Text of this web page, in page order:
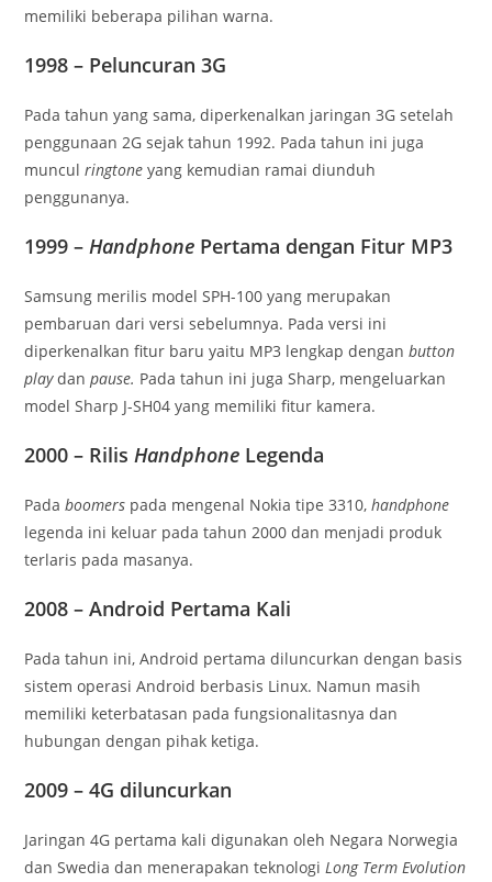
memiliki beberapa pilihan warna.
1998 – Peluncuran 3G
Pada tahun yang sama, diperkenalkan jaringan 3G setelah
penggunaan 2G sejak tahun 1992. Pada tahun ini juga
munculringtone yang kemudian ramai diunduh
penggunanya.
1999 – Handphone Pertama dengan Fitur MP3
Samsung merilis model SPH-100 yang merupakan
pembaruan dari versi sebelumnya. Pada versi ini
diperkenalkan fitur baru yaitu MP3 lengkap denganbutton
playdanpause. Pada tahun ini juga Sharp, mengeluarkan
model Sharp J-SH04 yang memiliki fitur kamera.
2000 – Rilis Handphone Legenda
Padaboomers pada mengenal Nokia tipe 3310,handphone
legenda ini keluar pada tahun 2000 dan menjadi produk
terlaris pada masanya.
2008 – Android Pertama Kali
Pada tahun ini, Android pertama diluncurkan dengan basis
sistem operasi Android berbasis Linux. Namun masih
memiliki keterbatasan pada fungsionalitasnya dan
hubungan dengan pihak ketiga.
2009 – 4G diluncurkan
Jaringan 4G pertama kali digunakan oleh Negara Norwegia
dan Swedia dan menerapakan teknologi Long Term Evolution